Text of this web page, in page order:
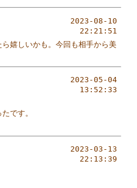
2023-08-10
22:21:51
嬉しいかも。今回も相手から美
2023-05-04
13:52:33
です。
2023-03-13
22:13:39